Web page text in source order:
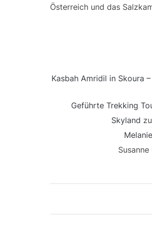
Österreich und das
Kasbah Amridil in Skoura
Geführte Trekking
Skyland zu